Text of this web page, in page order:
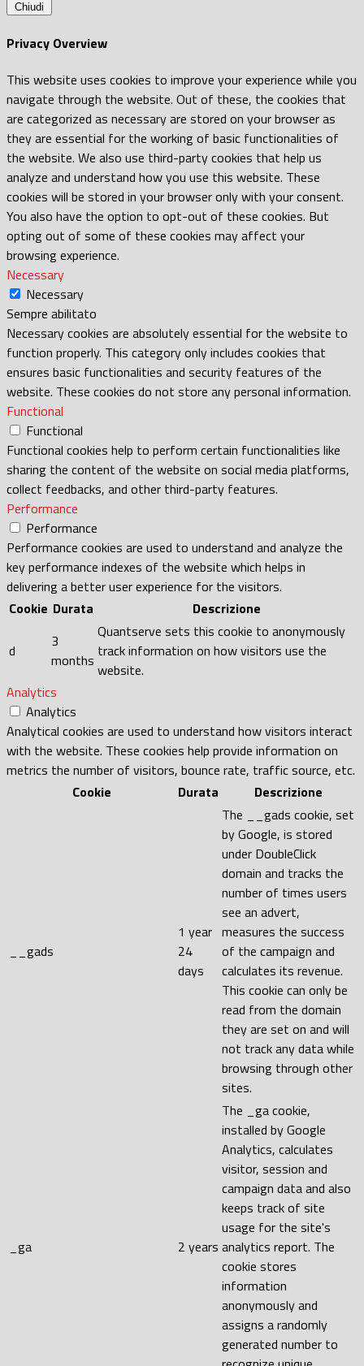
Chiudi
Privacy Overview
This website uses cookies to improve your experience while you
navigate through the website. Out of these, the cookies that
are categorized as necessary are stored on your browser as
they are essential for the working of basic functionalities of
the website. We also use third-party cookies that help us
analyze and understand how you use this website. These
cookies will be stored in your browser only with your consent.
You also have the option to opt-out of these cookies. But
opting out of some of these cookies may affect your
browsing experience.
Necessary
Necessary
Sempre abilitato
Necessary cookies are absolutely essential for the website to
function properly. This category only includes cookies that
ensures basic functionalities and security features of the
website. These cookies do not store any personal information.
Functional
Functional
Functional cookies help to perform certain functionalities like
sharing the content of the website on social media platforms,
collect feedbacks, and other third-party features.
Performance
Performance
Performance cookies are used to understand and analyze the
key performance indexes of the website which helps in
delivering a better user experience for the visitors.
Cookie Durata Descrizione
d
3
months
Quantserve sets this cookie to anonymously
track information on how visitors use the
website.
Analytics
Analytics
Analytical cookies are used to understand how visitors interact
with the website. These cookies help provide information on
metrics the number of visitors, bounce rate, traffic source, etc.
Cookie
Durata Descrizione
__gads
1 year
24
days
The __gads cookie, set
by Google, is stored
under DoubleClick
domain and tracks the
number of times users
see an advert,
measures the success
of the campaign and
calculates its revenue.
This cookie can only be
read from the domain
they are set on and will
not track any data while
browsing through other
sites.
_ga 2 years
The _ga cookie,
installed by Google
Analytics, calculates
visitor, session and
campaign data and also
keeps track of site
usage for the site's
analytics report. The
cookie stores
information
anonymously and
assigns a randomly
generated number to